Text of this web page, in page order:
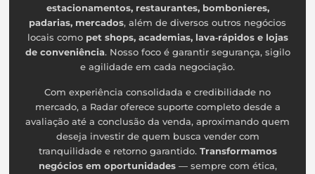
estacionamentos, restaurantes, bombonieres,
padarias, mercados, além de diversos outros negócios
locais como pet shops, academias, lava‑rápidos e lojas
de conveniência. Nosso foco é garantir segurança, sigilo
e agilidade em cada negociação.
Com experiência consolidada e credibilidade no
mercado, a Radar oferece suporte completo desde a
avaliação até a conclusão da venda, aproximando quem
deseja investir de quem busca vender com
tranquilidade e retorno garantido. Transformamos
negócios em oportunidades— sempre com ética,